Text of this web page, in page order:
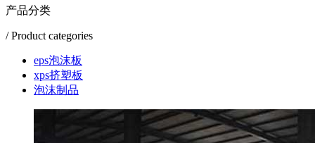
产品分类
/ Product categories
eps泡沫板
xps挤塑板
泡沫制品